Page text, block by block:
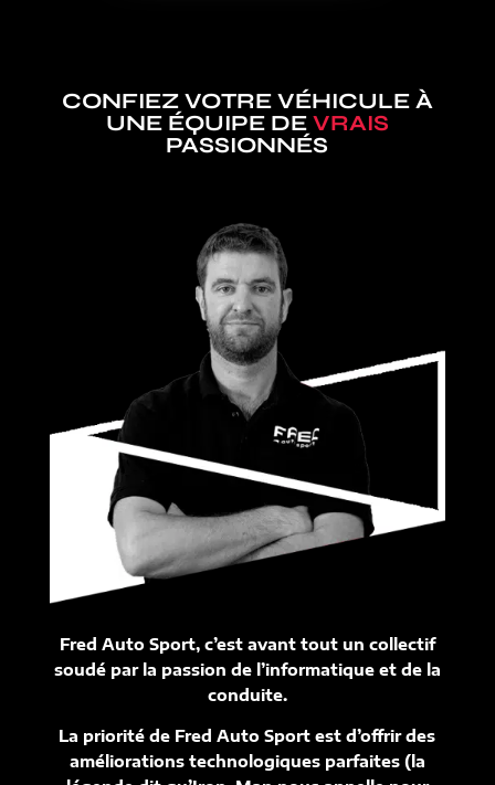
CONFIEZ VOTRE VÉHICULE À
UNE ÉQUIPE DE VRAIS
PASSIONNÉS
Fred Auto Sport, c’est avant tout un collectif
soudé par la passion de l’informatique et de la
conduite.
La priorité de Fred Auto Sport est d’offrir des
améliorations technologiques parfaites (la